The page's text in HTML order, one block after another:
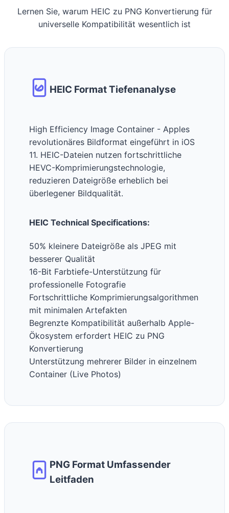
Lernen Sie, warum HEIC zu PNG Konvertierung für
universelle Kompatibilität wesentlich ist
HEIC Format Tiefenanalyse
High Efficiency Image Container - Apples
revolutionäres Bildformat eingeführt in iOS
11. HEIC-Dateien nutzen fortschrittliche
HEVC-Komprimierungstechnologie,
reduzieren Dateigröße erheblich bei
überlegener Bildqualität.
HEIC Technical Specifications:
50% kleinere Dateigröße als JPEG mit
besserer Qualität
16-Bit Farbtiefe-Unterstützung für
professionelle Fotografie
Fortschrittliche Komprimierungsalgorithmen
mit minimalen Artefakten
Begrenzte Kompatibilität außerhalb Apple-
Ökosystem erfordert HEIC zu PNG
Konvertierung
Unterstützung mehrerer Bilder in einzelnem
Container (Live Photos)
PNG Format Umfassender
Leitfaden